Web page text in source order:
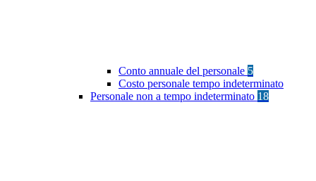
Conto annuale del personale 5
Costo personale tempo indeterminato
Personale non a tempo indeterminato 18